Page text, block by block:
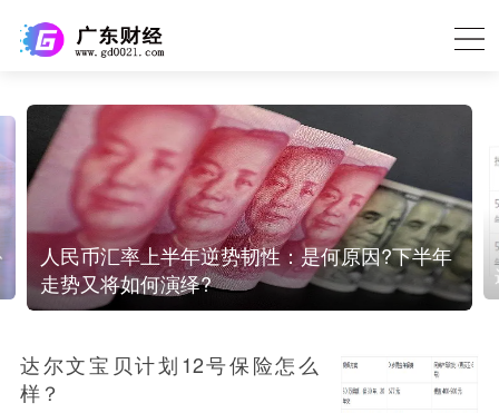
人民币汇率上半年逆势韧性：是何原因?下半年
走势又将如何演绎?
达尔文宝贝计划12号保险怎么
样？